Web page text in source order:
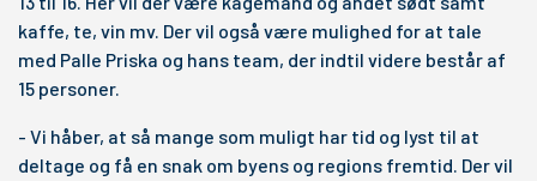
kaffe, te, vin mv. Der vil også være mulighed for at tale
med Palle Priska og hans team, der indtil videre består af
15 personer.
- Vi håber, at så mange som muligt har tid og lyst til at
deltage og få en snak om byens og regions fremtid. Der vil